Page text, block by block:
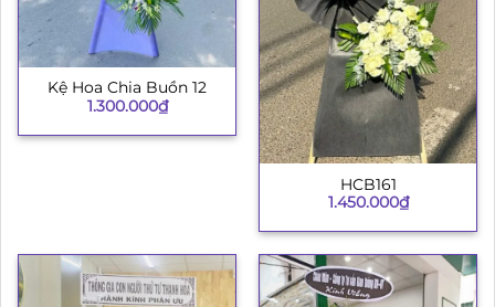
Kệ Hoa Chia Buồn 12
1.300.000₫
HCB161
1.450.000₫